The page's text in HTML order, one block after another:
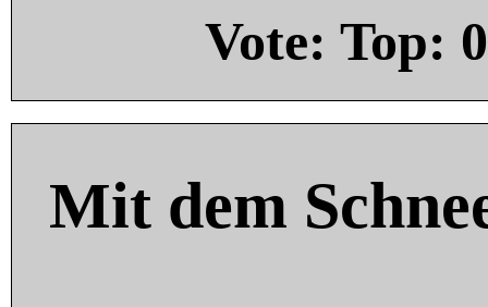
Vote: Top: 0
Mit dem